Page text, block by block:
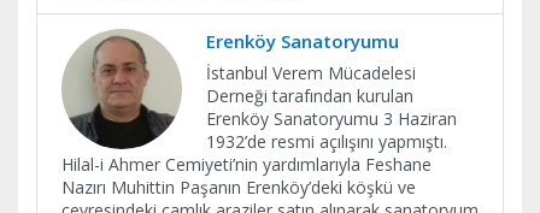
Erenköy Sanatoryumu
İstanbul Verem Mücadelesi
Derneği tarafından kurulan
Erenköy Sanatoryumu 3 Haziran
1932’de resmi açılışını yapmıştı.
Hilal-i Ahmer Cemiyeti’nin yardımlarıyla Feshane
Nazırı Muhittin Paşanın Erenköy’deki köşkü ve